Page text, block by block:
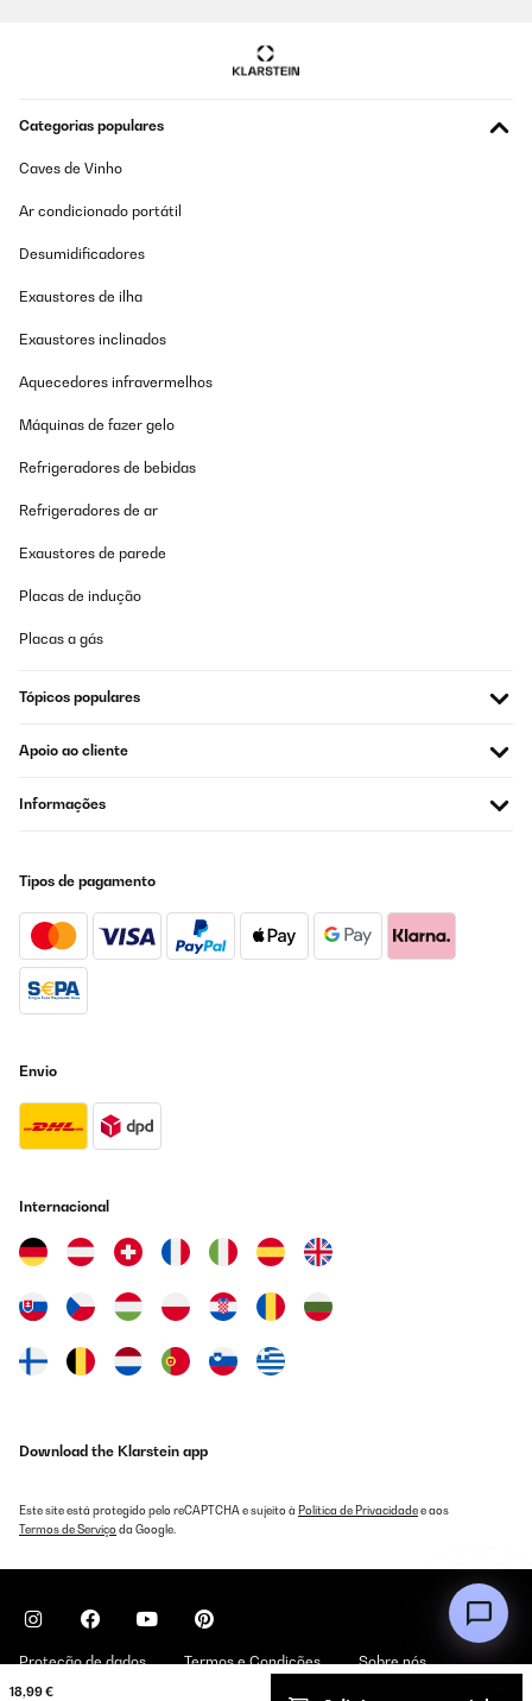
18,99 €
Categorias populares
Caves de Vinho
Ar condicionado portátil
Desumidificadores
Exaustores de ilha
Exaustores inclinados
Aquecedores infravermelhos
Máquinas de fazer gelo
Refrigeradores de bebidas
Refrigeradores de ar
Exaustores de parede
Placas de indução
Placas a gás
Tópicos populares
Apoio ao cliente
Informações
Tipos de pagamento
Envio
Internacional
Download the Klarstein app
Este site está protegido pelo reCAPTCHA e sujeito à Política de Privacidadee aos
Termos de Serviçoda Google.
Proteção de dados Termos e Condições Sobre nós